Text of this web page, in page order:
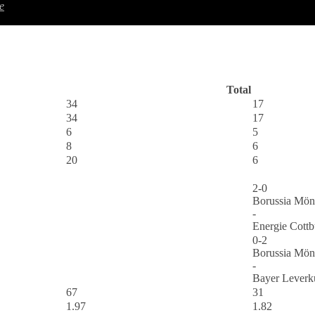
Total
34
17
34
17
6
5
8
6
20
6
2-0
Borussia
-
Energie
0-2
Borussia
-
Bayer
67
31
1.97
1.82